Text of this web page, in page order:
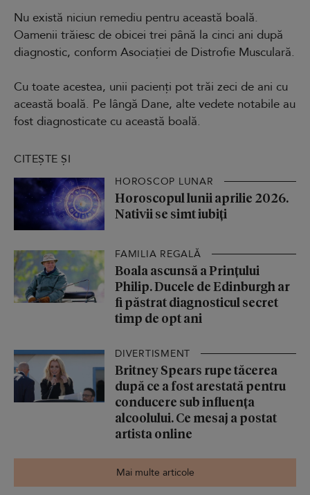
Nu există niciun remediu pentru această boală.
Oamenii trăiesc de obicei trei până la cinci ani după
diagnostic, conform Asociației de Distrofie Musculară.
Cu toate acestea, unii pacienți pot trăi zeci de ani cu
această boală. Pe lângă Dane, alte vedete notabile au
fost diagnosticate cu această boală.
CITEȘTE ȘI
HOROSCOP LUNAR
Horoscopul lunii aprilie 2026.
Nativii se simt iubiți
FAMILIA REGALĂ
Boala ascunsă a Prințului
Philip. Ducele de Edinburgh ar
fi păstrat diagnosticul secret
timp de opt ani
DIVERTISMENT
Britney Spears rupe tăcerea
după ce a fost arestată pentru
conducere sub influența
alcoolului. Ce mesaj a postat
artista online
Mai multe articole